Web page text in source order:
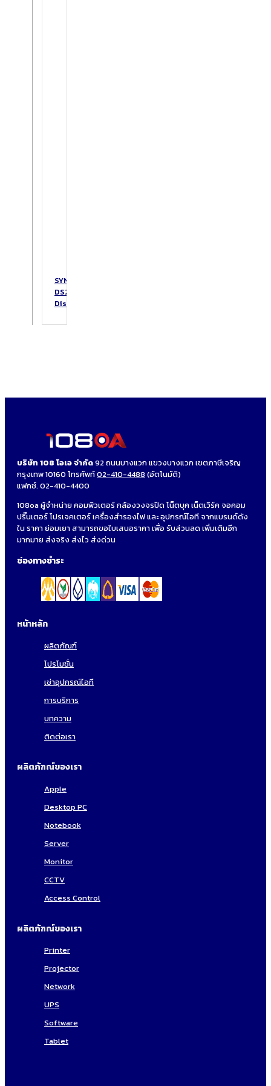
SYNOLOGY
DS223
DiskStation
บริษัท 108 โอเอ จำกัด92 ถนนบางแวก แขวงบางแวก เขตภาษีเจริญ
กรุงเทพ 10160 โทรศัพท์02-410-4488 (อัตโนมัติ)
แฟกซ์. 02-410-4400
108oa ผู้จำหน่าย คอมพิวเตอร์ กล้องวงจรปิด โน็ตบุค เน็ตเวิร์ค จอคอม
ปริ๊นเตอร์ โปรเจคเตอร์ เครื่องสำรองไฟ และ อุปกรณ์ไอที จากแบรนด์ดัง
ใน ราคา ย่อมเยา สามารถขอใบเสนอราคา เพื่อ รับส่วนลด เพิ่มเติมอีก
มากมาย ส่งจริง ส่งไว ส่งด่วน
ช่องทางชำระ
หน้าหลัก
ผลิตภัณฑ์
โปรโมชั่น
เช่าอุปกรณ์ไอที
การบริการ
บทความ
ติดต่อเรา
ผลิตภัฑณ์ของเรา
Apple
Desktop PC
Notebook
Server
Monitor
CCTV
Access Control
ผลิตภัฑณ์ของเรา
Printer
Projector
Network
UPS
Software
Tablet